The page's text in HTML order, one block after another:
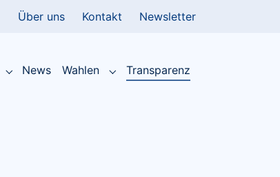
Über uns Kontakt Newsletter
Submenu for "Leistungen"
News Wahlen Submenu for "Wahlen"
Transparenz